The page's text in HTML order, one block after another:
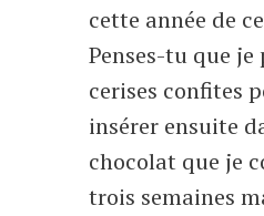
cette année de
Penses-tu que je
cerises confites
insérer ensuite
chocolat que je
trois semaines